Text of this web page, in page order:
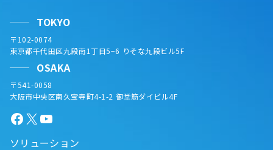
TOKYO
〒102-0074
東京都千代田区九段南1丁目5−6 りそな九段ビル5F
OSAKA
〒541-0058
大阪市中央区南久宝寺町4-1-2 御堂筋ダイビル4F
Facebook
X YouTube
ソリューション